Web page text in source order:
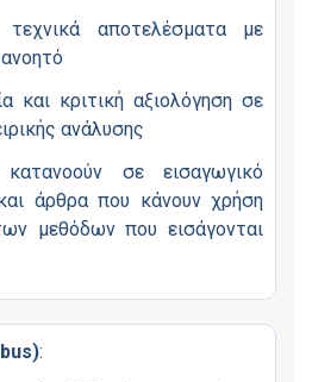
τεχνικά αποτελέσματα με
και κριτική αξιολόγηση σε
ανάλυσης
σε εισαγωγικό
άρθρα που κάνουν χρήση
μεθόδων που εισάγονται
: